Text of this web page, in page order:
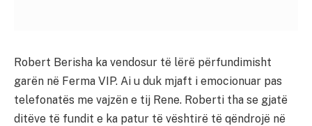
Robert Berisha ka vendosur të lërë përfundimisht
garën në Ferma VIP. Ai u duk mjaft i emocionuar pas
telefonatës me vajzën e tij Rene. Roberti tha se gjatë
ditëve të fundit e ka patur të vështirë të qëndrojë në